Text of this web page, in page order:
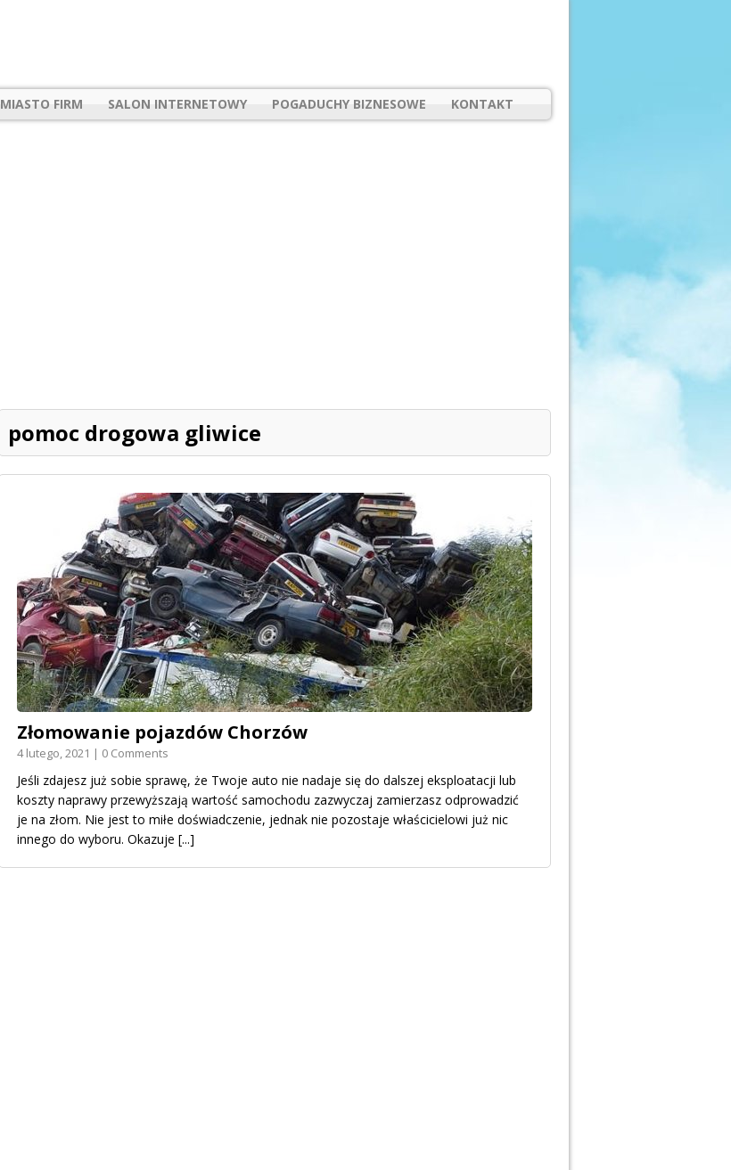
MIASTO FIRM SALON INTERNETOWY POGADUCHY BIZNESOWE KONTAKT
pomoc drogowa gliwice
Złomowanie pojazdów Chorzów
4 lutego, 2021 | 0 Comments
Jeśli zdajesz już sobie sprawę, że Twoje auto nie nadaje się do dalszej eksploatacji lub
koszty naprawy przewyższają wartość samochodu zazwyczaj zamierzasz odprowadzić
je na złom. Nie jest to miłe doświadczenie, jednak nie pozostaje właścicielowi już nic
innego do wyboru. Okazuje [...]